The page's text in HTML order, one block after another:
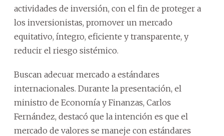
actividades de inversión, con el fin de proteger a
los inversionistas, promover un mercado
equitativo, íntegro, eficiente y transparente, y
reducir el riesgo sistémico.
Buscan adecuar mercado a estándares
internacionales. Durante la presentación, el
ministro de Economía y Finanzas, Carlos
Fernández, destacó que la intención es que el
mercado de valores se maneje con estándares